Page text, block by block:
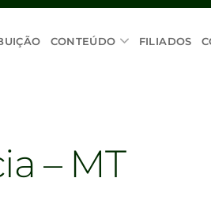
CONTEÚDO FILIADOS
– MT